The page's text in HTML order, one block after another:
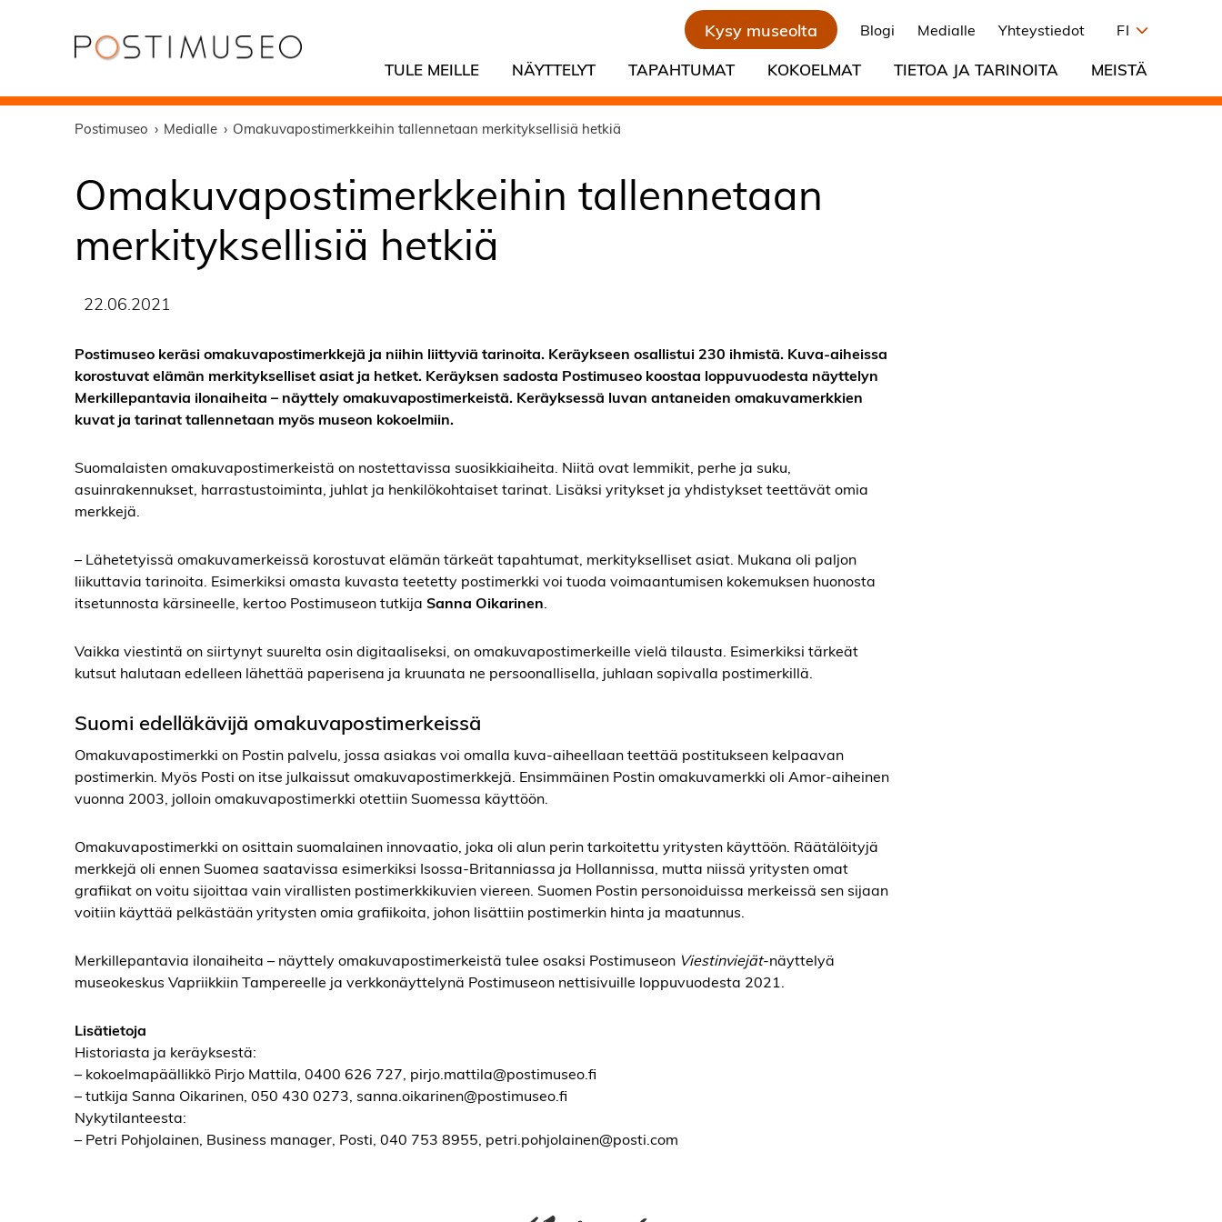
Kysy museolta Blogi Medialle Yhteystiedot FI
TULE MEILLE NÄYTTELYT TAPAHTUMAT KOKOELMAT TIETOA JA TARINOITA MEISTÄ
Postimuseo Medialle Omakuvapostimerkkeihin tallennetaan merkityksellisiä hetkiä
Omakuvapostimerkkeihin tallennetaan
merkityksellisiä hetkiä
22.06.2021
Postimuseo keräsi omakuvapostimerkkejä ja niihin liittyviä tarinoita. Keräykseen osallistui 230 ihmistä. Kuva-aiheissa
korostuvat elämän merkitykselliset asiat ja hetket. Keräyksen sadosta Postimuseo koostaa loppuvuodesta näyttelyn
Merkillepantavia ilonaiheita – näyttely omakuvapostimerkeistä. Keräyksessä luvan antaneiden omakuvamerkkien
kuvat ja tarinat tallennetaan myös museon kokoelmiin.
Suomalaisten omakuvapostimerkeistä on nostettavissa suosikkiaiheita. Niitä ovat lemmikit, perhe ja suku,
asuinrakennukset, harrastustoiminta, juhlat ja henkilökohtaiset tarinat. Lisäksi yritykset ja yhdistykset teettävät omia
merkkejä.
– Lähetetyissä omakuvamerkeissä korostuvat elämän tärkeät tapahtumat, merkitykselliset asiat. Mukana oli paljon
liikuttavia tarinoita. Esimerkiksi omasta kuvasta teetetty postimerkki voi tuoda voimaantumisen kokemuksen huonosta
itsetunnosta kärsineelle, kertoo Postimuseon tutkija Sanna Oikarinen
Vaikka viestintä on siirtynyt suurelta osin digitaaliseksi, on omakuvapostimerkeille vielä tilausta. Esimerkiksi tärkeät
kutsut halutaan edelleen lähettää paperisena ja kruunata ne persoonallisella, juhlaan sopivalla postimerkillä.
Suomi edelläkävijä omakuvapostimerkeissä
Omakuvapostimerkki on Postin palvelu, jossa asiakas voi omalla kuva-aiheellaan teettää postitukseen kelpaavan
postimerkin. Myös Posti on itse julkaissut omakuvapostimerkkejä. Ensimmäinen Postin omakuvamerkki oli Amor-aiheinen
vuonna 2003, jolloin omakuvapostimerkki otettiin Suomessa käyttöön.
Omakuvapostimerkki on osittain suomalainen innovaatio, joka oli alun perin tarkoitettu yritysten käyttöön. Räätälöityjä
merkkejä oli ennen Suomea saatavissa esimerkiksi Isossa-Britanniassa ja Hollannissa, mutta niissä yritysten omat
grafiikat on voitu sijoittaa vain virallisten postimerkkikuvien viereen. Suomen Postin personoiduissa merkeissä sen sijaan
voitiin käyttää pelkästään yritysten omia grafiikoita, johon lisättiin postimerkin hinta ja maatunnus.
Merkillepantavia ilonaiheita – näyttely omakuvapostimerkeistä tulee osaksi Postimuseon Viestinviejät-näyttelyä
museokeskus Vapriikkiin Tampereelle ja verkkonäyttelynä Postimuseon nettisivuille loppuvuodesta 2021.
Lisätietoja
Historiasta ja keräyksestä:
– kokoelmapäällikkö Pirjo Mattila, 0400 626 727, pirjo.mattila@postimuseo.fi
– tutkija Sanna Oikarinen, 050 430 0273, sanna.oikarinen@postimuseo.fi
Nykytilanteesta:
– Petri Pohjolainen, Business manager, Posti, 040 753 8955, petri.pohjolainen@posti.com